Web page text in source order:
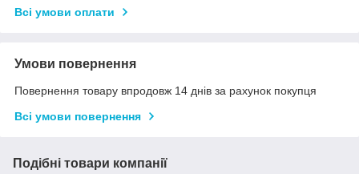
Всі умови оплати
Умови повернення
Повернення товару впродовж 14 днів за рахунок покупця
Всі умови повернення
Подібні товари компанії